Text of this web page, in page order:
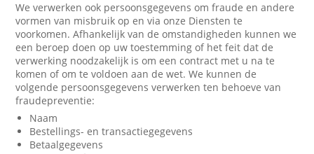
We verwerken ook persoonsgegevens om fraude en andere
vormen van misbruik op en via onze Diensten te
voorkomen. Afhankelijk van de omstandigheden kunnen we
een beroep doen op uw toestemming of het feit dat de
verwerking noodzakelijk is om een contract met u na te
komen of om te voldoen aan de wet. We kunnen de
volgende persoonsgegevens verwerken ten behoeve van
fraudepreventie:
Naam
Bestellings- en transactiegegevens
Betaalgegevens